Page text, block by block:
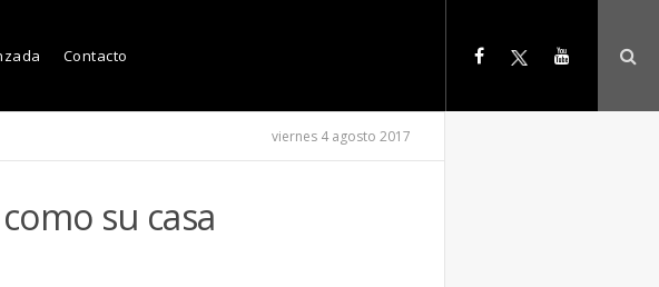
Contacto
viernes 4 agosto 2017
su casa